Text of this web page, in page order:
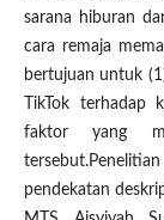
sarana hiburan
cara remaja
bertujuan untuk
TikTok
faktor yang
pendekatan